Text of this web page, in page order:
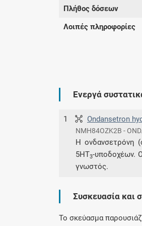
Πλήθος δόσεων
Λοιπές πληροφορίες
Ενεργά
1 Ondansetron
NMH84OZK2B -
Η ονδανσετρόνη
5HT3-υποδοχέων.
γνωστός.
Συσκευασία και
Το σκεύασμα